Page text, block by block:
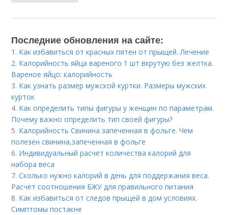
Последние обновления на сайте:
1. Как избавиться от красных пятен от прыщей. Лечение
2. Калорийность яйца вареного 1 шт вкрутую без желтка.
Вареное яйцо: калорийность
3. Как узнать размер мужской куртки. Размеры мужских
курток
4. Как определить типы фигуры у женщин по параметрам.
Почему важно определить тип своей фигуры?
5. Калорийность Свинина запеченная в фольге. Чем
полезен свинина,запеченная в фольге
6. Индивидуальный расчет количества калорий для
набора веса
7.Сколько нужно калорий в день для поддержания веса.
Расчет соотношения БЖУ для правильного питания
8. Как избавиться от следов прыщей в дом условиях.
Симптомы постакне